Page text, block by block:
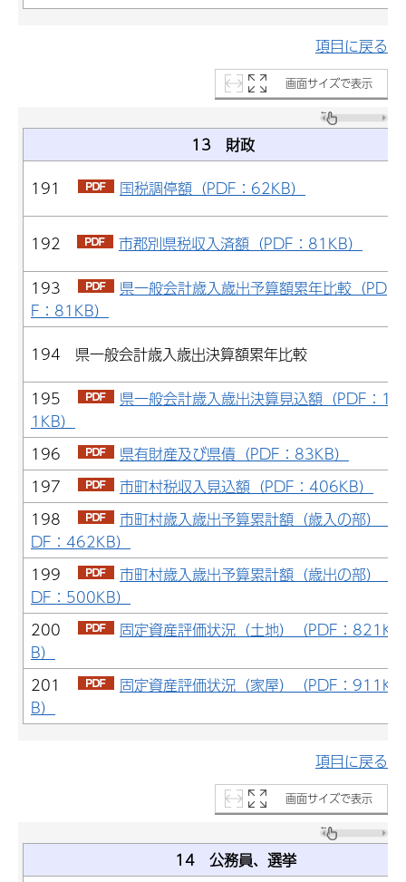
項目に戻る
画面サイズで表示
13 財政
191
国税調停額（PDF：62KB）
192
市郡別県税収入済額（PDF：81KB）
193
県一般会計歳入歳出予算額累年比較（PD
F：81KB）
194 県一般会計歳入歳出決算額累年比較
195
県一般会計歳入歳出決算見込額（PDF：12
1KB）
196
県有財産及び県債（PDF：83KB）
197
市町村税収入見込額（PDF：406KB）
198
市町村歳入歳出予算累計額（歳入の部）（P
DF：462KB）
199
市町村歳入歳出予算累計額（歳出の部）（P
DF：500KB）
200
固定資産評価状況（土地）（PDF：821K
B）
201
固定資産評価状況（家屋）（PDF：911K
B）
項目に戻る
画面サイズで表示
14 公務員、選挙